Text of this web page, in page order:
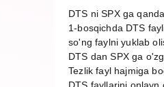
DTS ni SPX ga
1-bosqichda DTS
so'ng faylni yuklab
DTS dan SPX ga
Tezlik fayl hajmiga